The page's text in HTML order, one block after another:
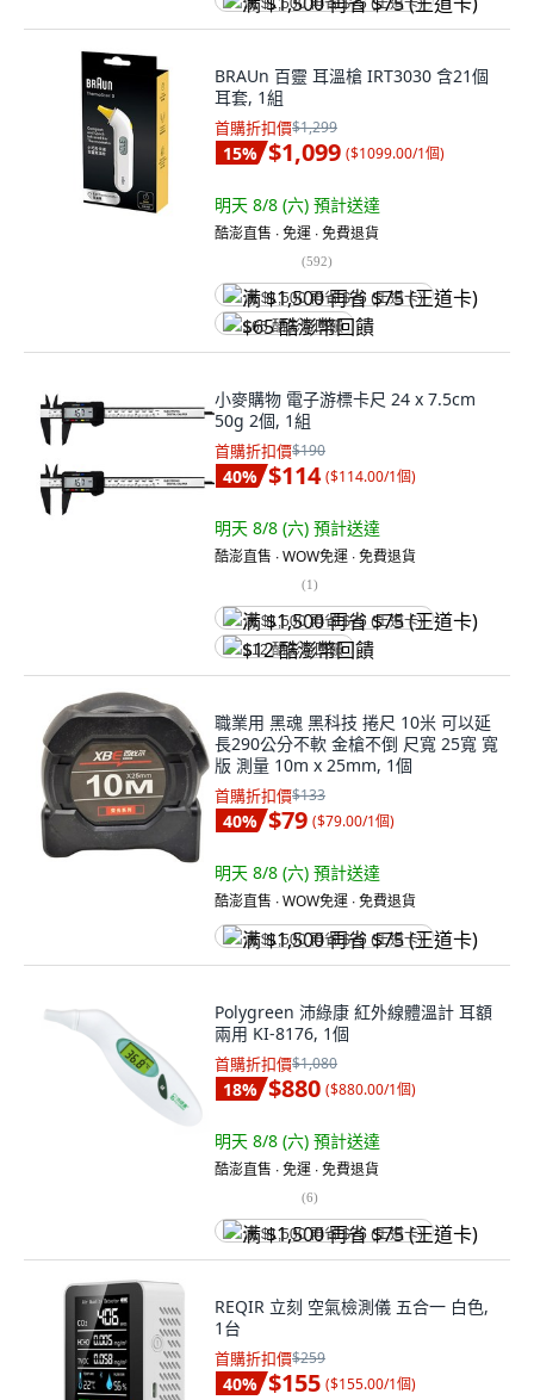
满 $1,500 再省 $75 (王道卡)
BRAUn 百靈 耳溫槍 IRT3030 含21個
耳套, 1組
首購折扣價$1,299
15% $1,099 ($1099.00/1個)
明天 8/8 (六) 預計送達
酷澎直售 ∙ 免運 ∙ 免費退貨
(592)
满 $1,500 再省 $75 (王道卡)
$65 酷澎幣回饋
小麥購物 電子游標卡尺 24 x 7.5cm
50g 2個, 1組
首購折扣價$190
40% $114 ($114.00/1個)
明天 8/8 (六) 預計送達
酷澎直售 ∙ WOW免運 ∙ 免費退貨
(1)
满 $1,500 再省 $75 (王道卡)
$12 酷澎幣回饋
職業用 黑魂 黑科技 捲尺 10米 可以延
長290公分不軟 金槍不倒 尺寬 25寬 寬
版 測量 10m x 25mm, 1個
首購折扣價$133
40% $79 ($79.00/1個)
明天 8/8 (六) 預計送達
酷澎直售 ∙ WOW免運 ∙ 免費退貨
满 $1,500 再省 $75 (王道卡)
Polygreen 沛綠康 紅外線體溫計 耳額
兩用 KI-8176, 1個
首購折扣價$1,080
18% $880 ($880.00/1個)
明天 8/8 (六) 預計送達
酷澎直售 ∙ 免運 ∙ 免費退貨
(6)
满 $1,500 再省 $75 (王道卡)
REQIR 立刻 空氣檢測儀 五合一 白色,
1台
首購折扣價$259
40% $155 ($155.00/1個)